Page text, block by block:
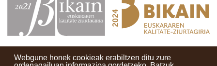
Webgune honek cookieak erabiltzen ditu zure